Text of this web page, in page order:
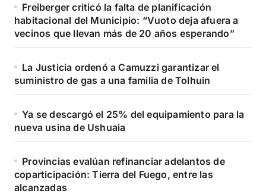
Freiberger criticó la falta de planificación
habitacional del Municipio: “Vuoto deja afuera a
vecinos que llevan más de 20 años esperando”
La Justicia ordenó a Camuzzi garantizar el
suministro de gas a una familia de Tolhuin
Ya se descargó el 25% del equipamiento para la
nueva usina de Ushuaia
Provincias evalúan refinanciar adelantos de
coparticipación: Tierra del Fuego, entre las
alcanzadas